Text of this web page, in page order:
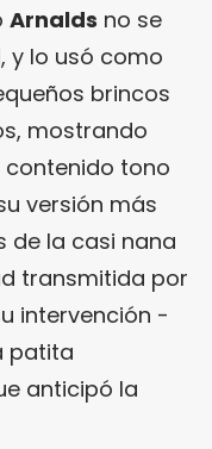
Arnalds no se
y lo usó como
brincos
mostrando
tono
versión más
de la casi nana
transmitida por
intervención -
patita
anticipó la